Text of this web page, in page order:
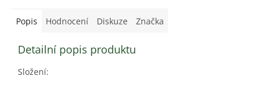
Popis Hodnocení Diskuze Značka
Detailní popis produktu
Složení: